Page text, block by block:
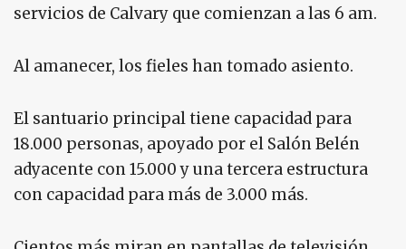
servicios de Calvary que comienzan a las 6 am.
Al amanecer, los fieles han tomado asiento.
El santuario principal tiene capacidad para
18.000 personas, apoyado por el Salón Belén
adyacente con 15.000 y una tercera estructura
con capacidad para más de 3.000 más.